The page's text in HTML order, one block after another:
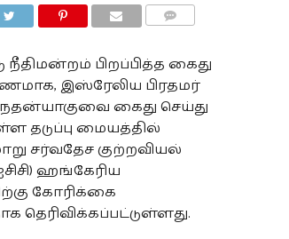
பிறப்பித்த கைது
இஸ்ரேலிய பிரதமர்
கைது செய்து
தடுப்பு மையத்தில்
சர்வதேச குற்றவியல்
ஹங்கேரிய
கோரிக்கை
தெரிவிக்கப்பட்டுள்ளது.